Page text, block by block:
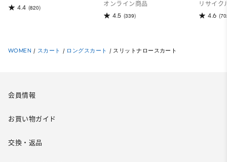
4.4 (820)
オンライン商品
4.5 (339)
リサイク
4.6
WOMEN / スカート / ロングスカート / スリットナロースカート
会員情報
お買い物ガイド
交換・返品